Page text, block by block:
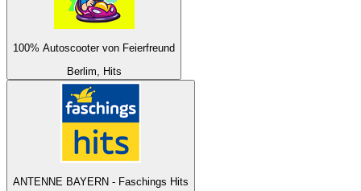
100% Autoscooter von Feierfreund
Berlim, Hits
ANTENNE BAYERN - Faschings Hits